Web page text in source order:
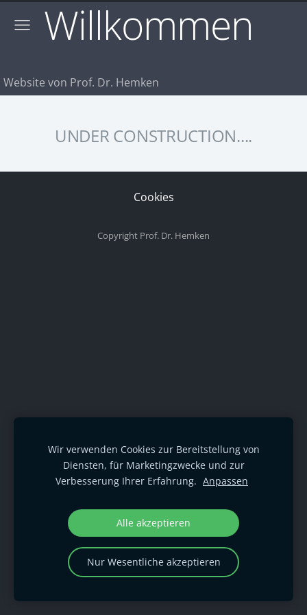
Willkommen
Website von Prof. Dr. Hemken
UNDER CONSTRUCTION....
Cookies
Copyright Prof. Dr. Hemken
Wir verwenden Cookies zur Bereitstellung von
Diensten, für Marketingzwecke und zur
Verbesserung Ihrer Erfahrung. Anpassen
Alle akzeptieren
Nur Wesentliche akzeptieren